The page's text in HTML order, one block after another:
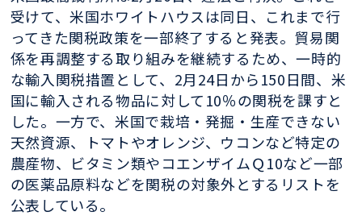
受けて、米国ホワイトハウスは同日、これまで行
ってきた関税政策を一部終了すると発表。貿易関
係を再調整する取り組みを継続するため、一時的
な輸入関税措置として、2月24日から150日間、米
国に輸入される物品に対して10％の関税を課すと
した。一方で、米国で栽培・発掘・生産できない
天然資源、トマトやオレンジ、ウコンなど特定の
農産物、ビタミン類やコエンザイムＱ10など一部
の医薬品原料などを関税の対象外とするリストを
公表している。